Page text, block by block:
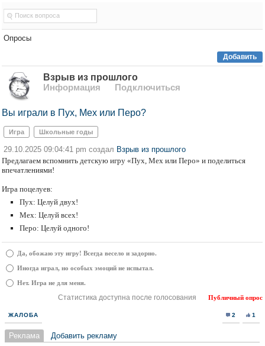
Опросы
Добавить
Взрыв из прошлого
Информация
Подключиться
Вы играли в Пух, Мех или Перо?
Игра Школьные годы
29.10.2025 09:04:41 pm создал Взрыв из прошлого
Предлагаем вспомнить детскую игру «Пух, Мех или Перо» и поделиться
впечатлениями!
Игра поцелуев:
Пух: Целуй двух!
Мех: Целуй всех!
Перо: Целуй одного!
Да, обожаю эту игру! Всегда весело и задорно.
Иногда играл, но особых эмоций не испытал.
Нет. Игра не для меня.
Статистика доступна после голосования Публичный опрос
ЖАЛОБА 2 1
Реклама Добавить рекламу